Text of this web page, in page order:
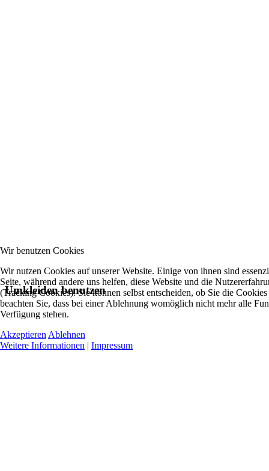
Umkleiden benutzen
Wir benutzen Cookies
Wir nutzen Cookies auf unserer Website. Einige von ihnen sind
Seite, während andere uns helfen, diese Website und die
(Tracking Cookies). Sie können selbst entscheiden, ob Sie die
beachten Sie, dass bei einer Ablehnung womöglich nicht mehr alle
Verfügung stehen.
Akzeptieren Ablehnen
Weitere Informationen | Impressum